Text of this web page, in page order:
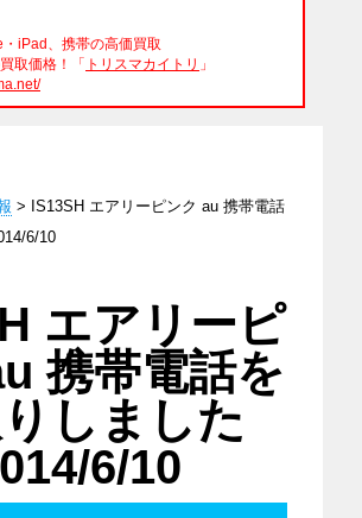
iPad、携帯の高価買取
取価格！「 トリスマカイトリ 」
> IS13SH エアリーピンク au 携帯電話
6/10
エアリーピ
携帯電話を
しました
6/10